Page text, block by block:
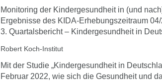
Monitoring der Kindergesundheit in (und
Ergebnisse des KIDA-Erhebungszeitraum
3. Quartalsbericht – Kindergesundheit in
Robert Koch-Institut
Mit der Studie „Kindergesundheit in
Februar 2022, wie sich die Gesundheit und